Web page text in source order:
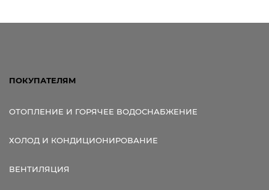
ПОКУПАТЕЛЯМ
ОТОПЛЕНИЕ И ГОРЯЧЕЕ ВОДОСНАБЖЕНИЕ
ХОЛОД И КОНДИЦИОНИРОВАНИЕ
ВЕНТИЛЯЦИЯ